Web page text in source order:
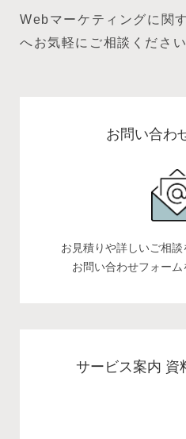
Webマーケティングに関
へお気軽にご相談ください
お問い合わ
お見積りや詳しいご相談
お問い合わせフォーム
サービス案内 資